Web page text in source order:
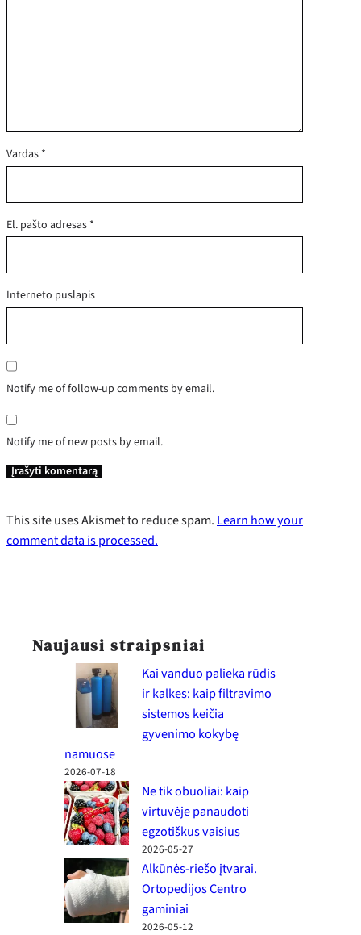
Vardas *
El. pašto adresas *
Interneto puslapis
Notify me of follow-up comments by email.
Notify me of new posts by email.
This site uses Akismet to reduce spam. Learn how your
comment data is processed.
Naujausi straipsniai
Kai vanduo palieka rūdis
ir kalkes: kaip filtravimo
sistemos keičia
gyvenimo kokybę
namuose
2026-07-18
Ne tik obuoliai: kaip
virtuvėje panaudoti
egzotiškus vaisius
2026-05-27
Alkūnės-riešo įtvarai.
Ortopedijos Centro
gaminiai
2026-05-12